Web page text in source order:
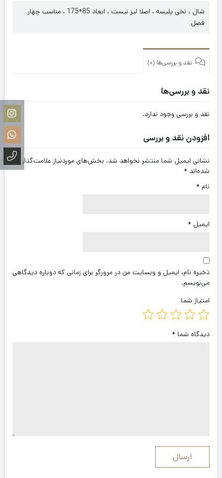
شال ، نخی پلیسه ، اصلا لیز نیست ، ابعاد 85*175 ، مناسب چهار
فصل
نقد و بررسی‌ها (0)
نقد و بررسی‌ها
نقد و بررسی وجود ندارد.
افزودن نقد و بررسی
نشانی ایمیل شما منتشر نخواهد شد. بخش‌های موردنیاز علامت‌گذاری
شده‌اند *
نام *
ایمیل *
ذخیره نام، ایمیل و وبسایت من در مرورگر برای زمانی که دوباره دیدگاهی
می‌نویسم.
امتیاز شما
دیدگاه شما *